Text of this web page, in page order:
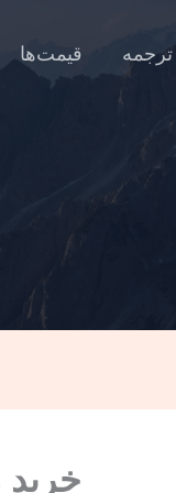
ترجمه قیمت‌ها
خرید